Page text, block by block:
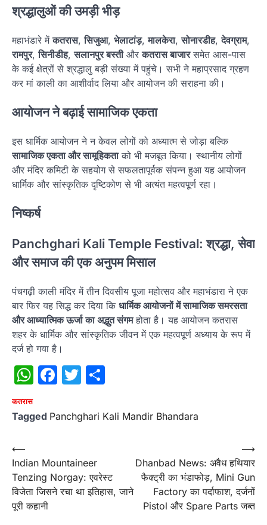
श्रद्धालुओं की उमड़ी भीड़
महाभंडारे मेंकतरास,सिजुआ, भेलाटांड़,मालकेरा,सोनारडीह,देवग्राम,
रामपुर,सिनीडीह,सलानपुर बस्तीऔरकतरास बाजारसमेत आस-पास
के कई क्षेत्रों से श्रद्धालु बड़ी संख्या में पहुंचे। सभी ने महाप्रसाद ग्रहण
कर मां काली का आशीर्वाद लिया और आयोजन की सराहना की।
आयोजन ने बढ़ाई सामाजिक एकता
इस धार्मिक आयोजन ने न केवल लोगों को अध्यात्म से जोड़ा बल्कि
सामाजिक एकता और सामूहिकताको भी मजबूत किया। स्थानीय लोगों
और मंदिर कमिटी के सहयोग से सफलतापूर्वक संपन्न हुआ यह आयोजन
धार्मिक और सांस्कृतिक दृष्टिकोण से भी अत्यंत महत्वपूर्ण रहा।
निष्कर्ष
Panchghari Kali Temple Festival: श्रद्धा, सेवा
और समाज की एक अनुपम मिसाल
पंचगढ़ी काली मंदिर में तीन दिवसीय पूजा महोत्सव और महाभंडारा ने एक
बार फिर यह सिद्ध कर दिया कि धार्मिक आयोजनों में सामाजिक समरसता
और आध्यात्मिक ऊर्जा का अद्भुत संगमहोता है। यह आयोजन कतरास
शहर के धार्मिक और सांस्कृतिक जीवन में एक महत्वपूर्ण अध्याय के रूप में
दर्ज हो गया है।
WhatsApp
Facebook
Twitter
कतरास
Tagged Panchghari Kali Mandir Bhandara
Post
navigation
⟵
Indian Mountaineer
Tenzing Norgay: एवरेस्ट
विजेता जिसने रचा था इतिहास, जाने
पूरी कहानी
Dhanbad News: अवैध हथियार
फैक्ट्री का भंडाफोड़, Mini Gun
Factory का पर्दाफाश, दर्जनों
Pistol और Spare Parts जब्त
⟶